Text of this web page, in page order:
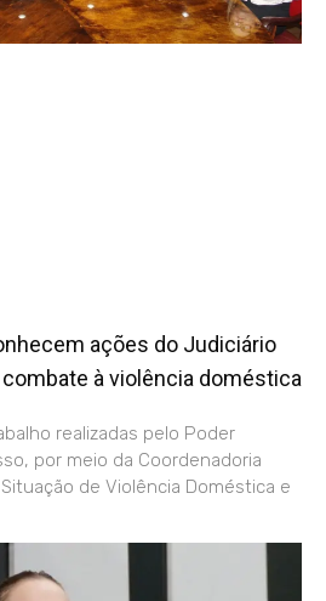
ações do Judiciário
à violência doméstica
realizadas pelo Poder
por meio da Coordenadoria
de Violência Doméstica e